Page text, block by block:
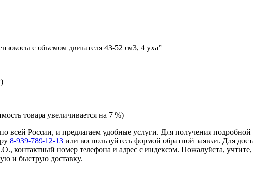
с объемом двигателя 43-52 см3, 4 уха”
товара увеличивается на 7 %)
всей России, и предлагаем удобные услуги. Для получения
8-939-789-12-13 или воспользуйтесь формой обратной заявки. Для
контактный номер телефона и адрес с индексом. Пожалуйста,
и быструю доставку.